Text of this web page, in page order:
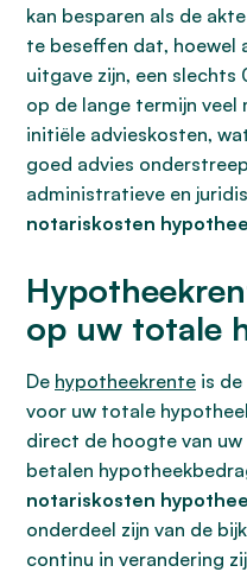
kan besparen als de
te beseffen dat, hoewel
uitgave zijn, een
op de lange termijn veel
initiële advieskosten,
goed advies
administratieve en
notariskosten
op uw totale
De hypotheekrente is
voor uw totale
direct de hoogte van
betalen
notariskosten
onderdeel zijn van de
continu in verandering